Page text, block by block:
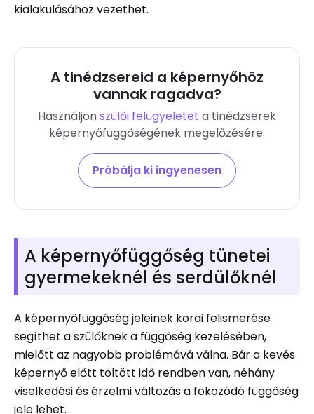
kialakulásához vezethet.
A tinédzsereid a képernyőhöz
vannak ragadva?
Használjonszülői felügyeletet a tinédzserek
képernyőfüggőségének megelőzésére.
Próbálja ki ingyenesen
A képernyőfüggőség tünetei
gyermekeknél és serdülőknél
A képernyőfüggőség jeleinek korai felismerése
segíthet a szülőknek a függőség kezelésében,
mielőtt az nagyobb problémává válna. Bár a kevés
képernyő előtt töltött idő rendben van, néhány
viselkedési és érzelmi változás a fokozódó függőség
jele lehet.